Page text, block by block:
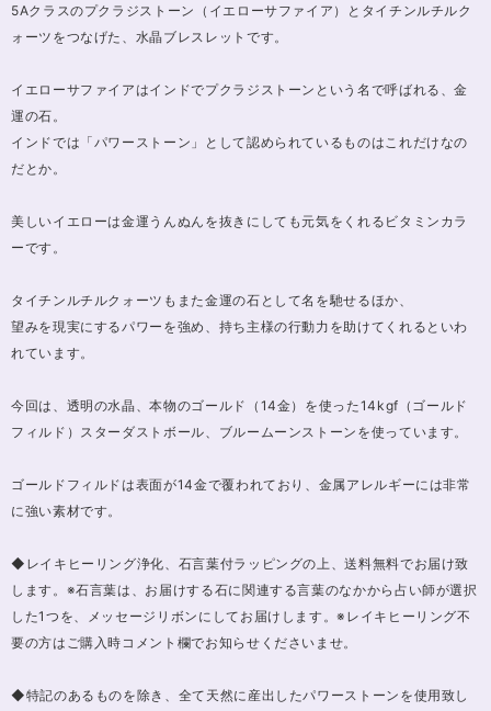
5Aクラスのプクラジストーン（イエローサファイア）とタイチンルチルク
ォーツをつなげた、水晶ブレスレットです。
イエローサファイアはインドでプクラジストーンという名で呼ばれる、金
運の石。
インドでは「パワーストーン」として認められているものはこれだけなの
だとか。
美しいイエローは金運うんぬんを抜きにしても元気をくれるビタミンカラ
ーです。
タイチンルチルクォーツもまた金運の石として名を馳せるほか、
望みを現実にするパワーを強め、持ち主様の行動力を助けてくれるといわ
れています。
今回は、透明の水晶、本物のゴールド（14金）を使った14kgf（ゴールド
フィルド）スターダストボール、ブルームーンストーンを使っています。
ゴールドフィルドは表面が14金で覆われており、金属アレルギーには非常
に強い素材です。
◆レイキヒーリング浄化、石言葉付ラッピングの上、送料無料でお届け致
します。※石言葉は、お届けする石に関連する言葉のなかから占い師が選択
した1つを、メッセージリボンにしてお届けします。※レイキヒーリング不
要の方はご購入時コメント欄でお知らせくださいませ。
◆特記のあるものを除き、全て天然に産出したパワーストーンを使用致し